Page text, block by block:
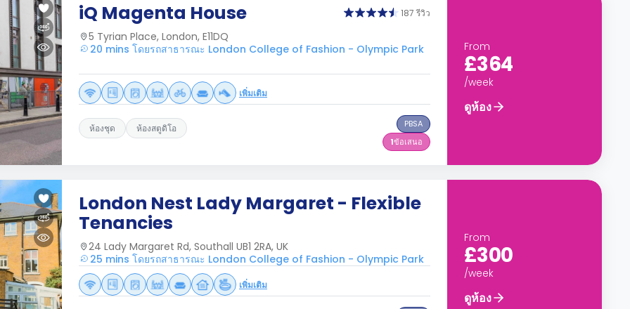
iQ Magenta House 187 รีวิว
5 Tyrian Place, London, E11DQ
20 mins โดยรถสาธารณะ London College of Fashion - Olympic Park
เพิ่มเติม
ห้องชุด ห้องสตูดิโอ
PBSA
1ข้อเสนอ
From
£364
/week
ดูห้อง
London Nest Lady Margaret - Flexible
Tenancies
24 Lady Margaret Rd, Southall UB1 2RA, UK
25 mins โดยรถสาธารณะ London College of Fashion - Olympic Park
เพิ่มเติม
From
£300
/week
ดูห้อง